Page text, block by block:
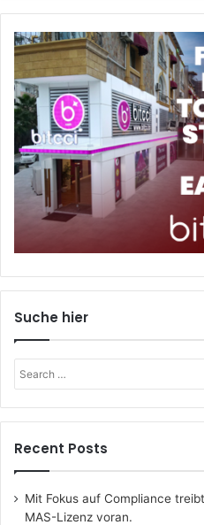
Suche hier
Recent Posts
Mit Fokus auf Compliance
MAS-Lizenz voran.